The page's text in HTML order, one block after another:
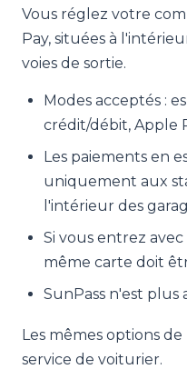
Vous réglez votre
Pay, situées à
voies de sortie.
Modes acceptés :
crédit/débit, Apple
Les paiements en
uniquement aux
l'intérieur des
Si vous entrez
même carte doit
SunPass n'est plus
Les mêmes options
service de voiturier.